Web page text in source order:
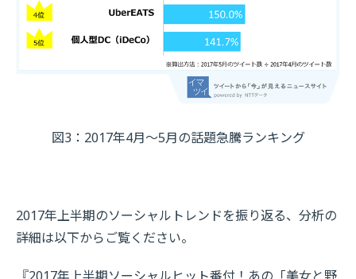
図3：2017年4月～5月の話題急騰ランキング
2017年上半期のソーシャルトレンドを振り返る、分析の
詳細は以下からご覧ください。